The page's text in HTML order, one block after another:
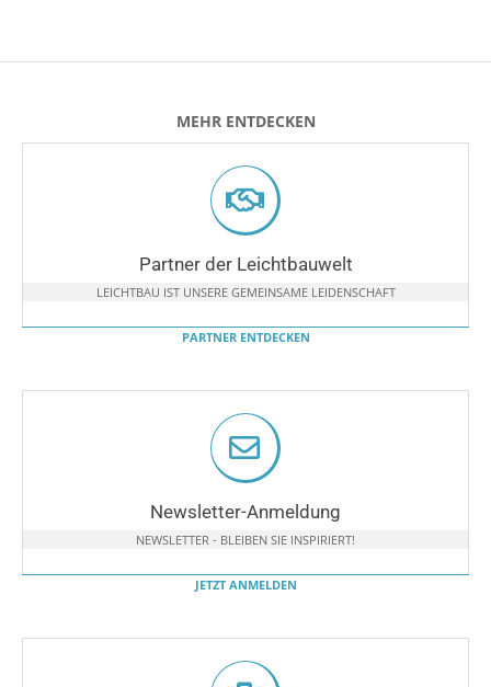
MEHR ENTDECKEN
Partner der Leichtbauwelt
LEICHTBAU IST UNSERE GEMEINSAME LEIDENSCHAFT
PARTNER ENTDECKEN
Newsletter-Anmeldung
NEWSLETTER - BLEIBEN SIE INSPIRIERT!
JETZT ANMELDEN